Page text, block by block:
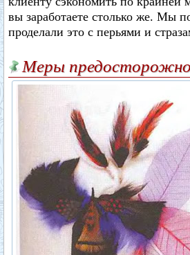
вы заработаете столько же. Мы
проделали это с перьями и
Меры